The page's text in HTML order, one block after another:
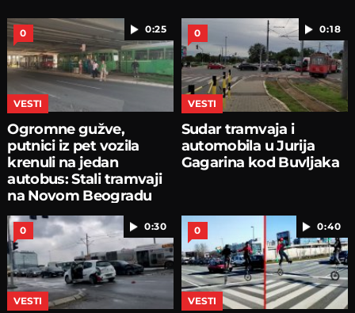
0:25
0
VESTI
Ogromne gužve,
putnici iz pet vozila
krenuli na jedan
autobus: Stali tramvaji
na Novom Beogradu
0:18
0
VESTI
Sudar tramvaja i
automobila u Jurija
Gagarina kod Buvljaka
0:30
0
VESTI
0:40
0
VESTI